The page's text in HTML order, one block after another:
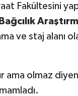
Fakültesini
Bağcılık
ve staj alanı
ama olmaz